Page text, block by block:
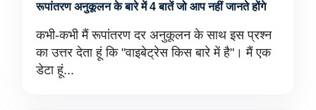
रूपांतरण अनुकूलन के बारे में 4 बातें जो आप नहीं जानते होंगे
कभी-कभी मैं रूपांतरण दर अनुकूलन के साथ इस प्रश्न
का उत्तर देता हूं कि "वाइबेट्रेस किस बारे में है"। मैं एक
डेटा हूं...